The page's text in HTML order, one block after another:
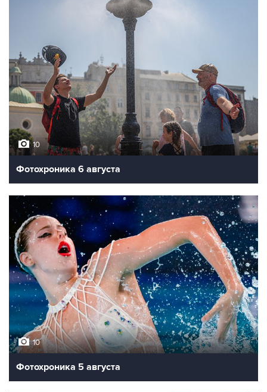
Глава группы компаний Bosco di Ciliegi Михаил
Куснирович
Фото: Денис Гришкин/АГН "Москва"